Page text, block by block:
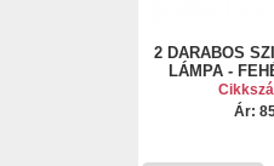
2 DARABOS
LÁMPA -
Ár: